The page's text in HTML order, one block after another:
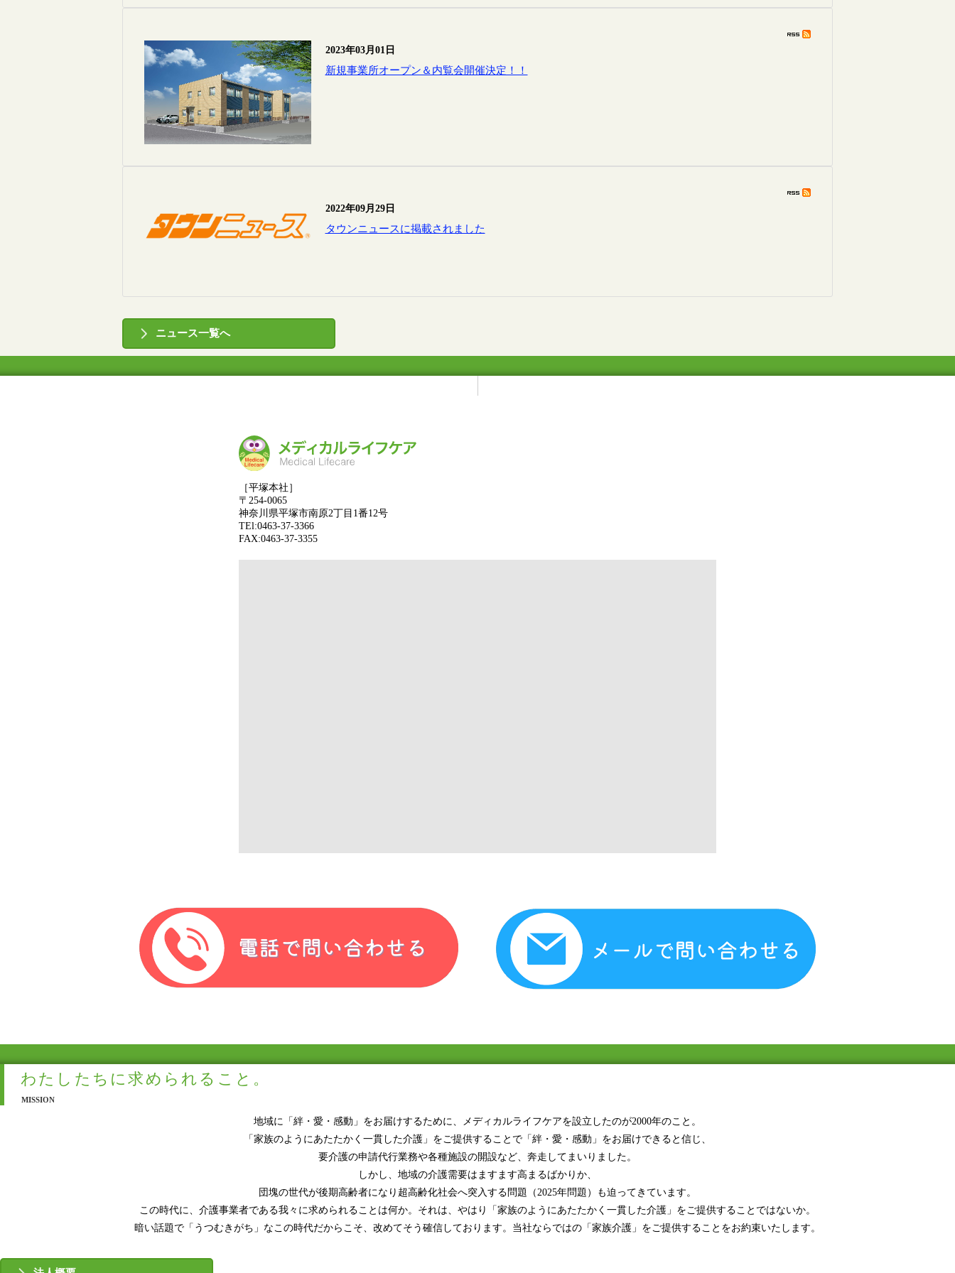
2023年03月01日
新規事業所オープン＆内覧会開催決定！！
2022年09月29日
タウンニュースに掲載されました
ニュース一覧へ
［平塚本社］
〒254-0065
神奈川県平塚市南原2丁目1番12号
TEl:0463-37-3366
FAX:0463-37-3355
わたしたちに求められること。
MISSION
地域に「絆・愛・感動」をお届けするために、メディカルライフケアを設立したのが2000年のこと。
「家族のようにあたたかく一貫した介護」をご提供することで「絆・愛・感動」をお届けできると信じ、
要介護の申請代行業務や各種施設の開設など、奔走してまいりました。
しかし、地域の介護需要はますます高まるばかりか、
団塊の世代が後期高齢者になり超高齢化社会へ突入する問題（2025年問題）も迫ってきています。
この時代に、介護事業者である我々に求められることは何か。それは、やはり「家族のようにあたたかく一貫した介護」をご提供することではないか。
暗い話題で「うつむきがち」なこの時代だからこそ、改めてそう確信しております。当社ならではの「家族介護」をご提供することをお約束いたします。